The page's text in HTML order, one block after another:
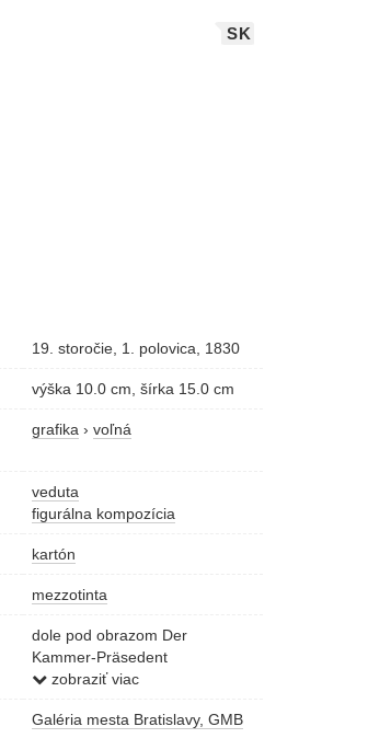
SK
19. storočie, 1. polovica, 1830
výška 10.0 cm, šírka 15.0 cm
grafika › voľná
veduta
figurálna kompozícia
kartón
mezzotinta
dole pod obrazom Der
Kammer-Präsedent
wirft.....Münzen aus
zobraziť viac
Galéria mesta Bratislavy, GMB